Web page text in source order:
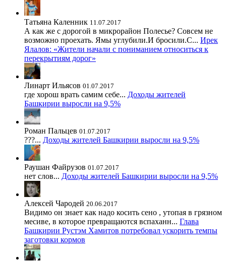
Татьяна Каленник 11.07.2017
А как же с дорогой в микрорайон Полесье? Совсем не
возможно проехать. Ямы углубили.И бросили.С... Ирек
Ялалов: «Жители начали с пониманием относиться к
перекрытиям дорог»
Линарт Ильясов 01.07.2017
где хорош врать самим себе... Доходы жителей
Башкирии выросли на 9,5%
Роман Пальцев 01.07.2017
???... Доходы жителей Башкирии выросли на 9,5%
Раушан Файрузов 01.07.2017
нет слов... Доходы жителей Башкирии выросли на 9,5%
Алексей Чародей 20.06.2017
Видимо он знает как надо косить сено , утопая в грязном
месиве, в которое превращаются вспаханн... Глава
Башкирии Рустэм Хамитов потребовал ускорить темпы
заготовки кормов